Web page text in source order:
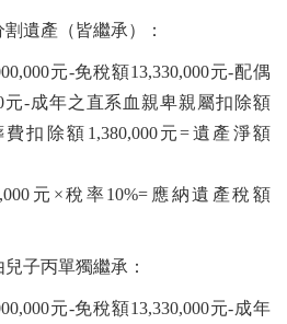
遺產（皆繼承）：
元-免稅額13,330,000元-配偶
元-成年之直系血親卑親屬扣除額
費扣除額1,380,000元=遺產淨額
元×稅率10%=應納遺產稅額
子丙單獨繼承：
元-免稅額13,330,000元-成年